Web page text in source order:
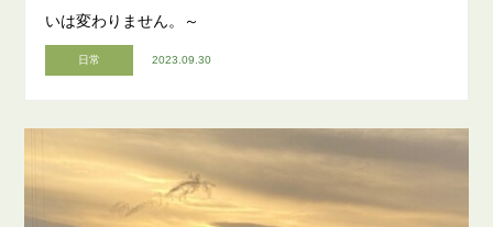
いは変わりません。～
日常 2023.09.30